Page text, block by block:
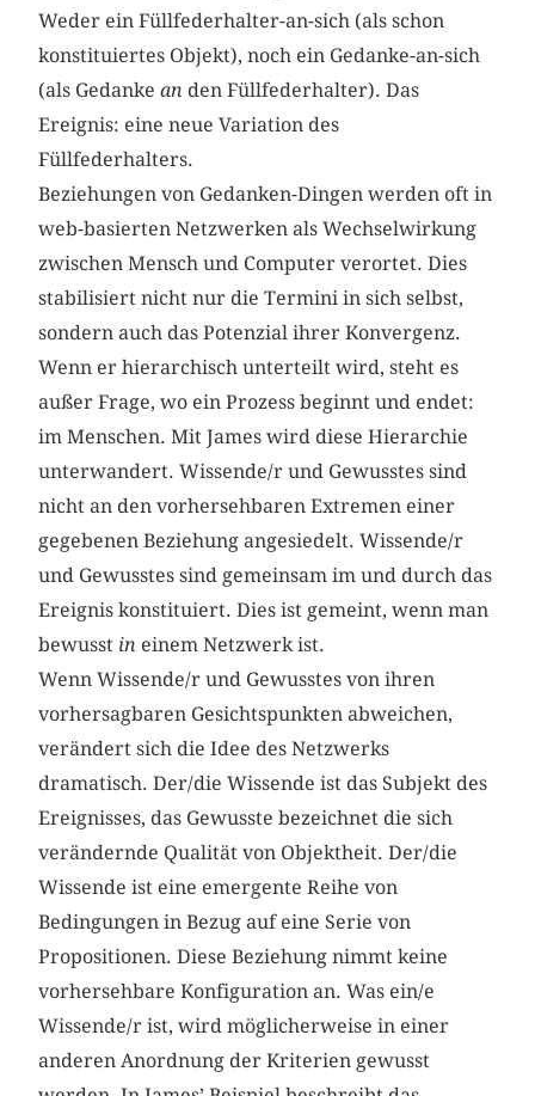
Weder ein Füllfederhalter-an-sich (als schon
konstituiertes Objekt), noch ein Gedanke-an-sich
(als Gedankean den Füllfederhalter). Das
Ereignis: eine neue Variation des
Füllfederhalters.
Beziehungen von Gedanken-Dingen werden oft in
web-basierten Netzwerken als Wechselwirkung
zwischen Mensch und Computer verortet. Dies
stabilisiert nicht nur die Termini in sich selbst,
sondern auch das Potenzial ihrer Konvergenz.
Wenn er hierarchisch unterteilt wird, steht es
außer Frage, wo ein Prozess beginnt und endet:
im Menschen. Mit James wird diese Hierarchie
unterwandert. Wissende/r und Gewusstes sind
nicht an den vorhersehbaren Extremen einer
gegebenen Beziehung angesiedelt. Wissende/r
und Gewusstes sind gemeinsam im und durch das
Ereignis konstituiert. Dies ist gemeint, wenn man
bewusst in einem Netzwerk ist.
Wenn Wissende/r und Gewusstes von ihren
vorhersagbaren Gesichtspunkten abweichen,
verändert sich die Idee des Netzwerks
dramatisch. Der/die Wissende ist das Subjekt des
Ereignisses, das Gewusste bezeichnet die sich
verändernde Qualität von Objektheit. Der/die
Wissende ist eine emergente Reihe von
Bedingungen in Bezug auf eine Serie von
Propositionen. Diese Beziehung nimmt keine
vorhersehbare Konfiguration an. Was ein/e
Wissende/r ist, wird möglicherweise in einer
anderen Anordnung der Kriterien gewusst